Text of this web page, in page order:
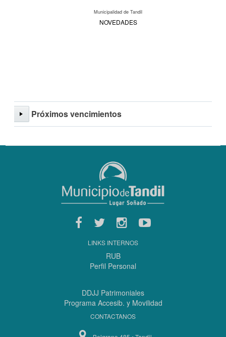
Municipalidad de Tandil
NOVEDADES
Próximos vencimientos
LINKS INTERNOS
RUB
Perfil Personal
DDJJ Patrimoniales
Programa Accesib. y Movilidad
CONTACTANOS